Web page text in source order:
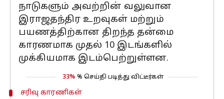
நாடுகளும் அவற்றின் வலுவான
இராஜதந்திர உறவுகள் மற்றும்
பயணத்திற்கான திறந்த தன்மை
காரணமாக முதல் 10 இடங்களில்
முக்கியமாக இடம்பெற்றுள்ளன.
33% % செய்தி படித்து விட்டீர்கள்
சரிவு காரணிகள்